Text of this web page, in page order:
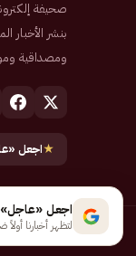
بنشر الأخبار
ومصداقية
★اجعل
جميع الحقوق
اجعل
لتظهر أخبارنا